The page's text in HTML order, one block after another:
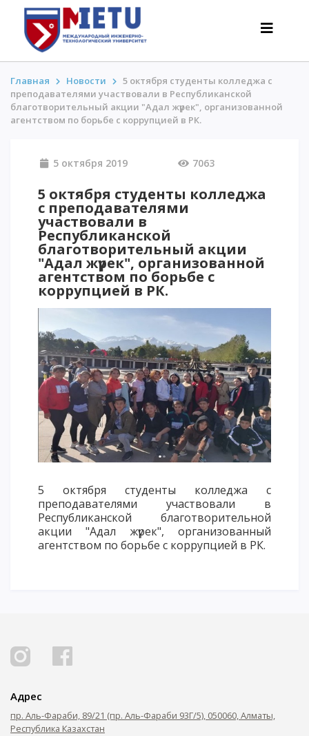
АБИТУРИЕНТАМ
Все о поступлении
АнтиОлимпиада
Стоимость обучения
Скидки и льготы
Меньше 50 баллов/Без ЕНТ
ИНТЕРЕСНОЕ
Напутствие
Международная программа АССА
Проживание и общежития
Кампус-тур
International studying
METU Courses
ОБРАЗОВАТЕЛЬНЫЕ ПРОГРАММЫ
Колледж
Бакалавриат
Магистратура
Докторантура
Главная Новости
5 октября студенты колледжа с
преподавателями участвовали в Республиканской
благотворительный акции "Адал жүрек", организованной
агентством по борьбе с коррупцией в РК.
5 октября 2019 7063
5 октября студенты колледжа
с преподавателями
участвовали в
Республиканской
благотворительный акции
"Адал жүрек", организованной
агентством по борьбе с
коррупцией в РК.
5 октября студенты колледжа с
преподавателями участвовали в
Республиканской благотворительной
акции "Адал жүрек", организованный
агентством по борьбе с коррупцией в РК.
Адрес
пр. Аль-Фараби, 89/21 (пр. Аль-Фараби 93Г/5), 050060, Алматы,
Республика Казахстан